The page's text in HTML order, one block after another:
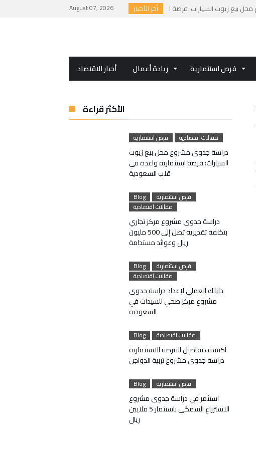
August 07, 2026 أخر الأخبار
أخبار الاقتصاد ريادة أعمال فرص استثمارية
الأكثر قراءة
فرص استثمارية مقالات اقتصادية
دراسة جدوى مشروع محل بيع زيوت
السيارات: فرصة استثمارية واعدة في
قلب السعودية
Blog
فرص استثمارية
مقالات اقتصادية
دراسة جدوى مشروع مركز تجاري
بتكلفة تقديرية تصل إلى 500 مليون
ريال وعوائد مستدامة
Blog
فرص استثمارية
مقالات اقتصادية
دليلك العملي لإعداد دراسة جدوى
مشروع مركز صحي للسيدات في
السعودية
Blog مقالات اقتصادية
اكتشف تفاصيل الفرصة الاستثمارية
دراسة جدوى مشروع تربية الدواجن
Blog فرص استثمارية
استثمر في دراسة جدوى مشروع
الاستزراع السمكي باستثمار 5 ملايين
ريال